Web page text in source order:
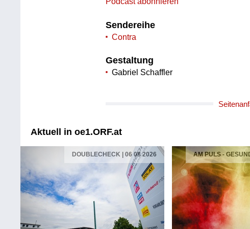
Sendereihe
Contra
Gestaltung
Gabriel Schaffler
Aktuell in oe1.ORF.at
DOUBLECHECK | 06 08 2026 AM PULS -